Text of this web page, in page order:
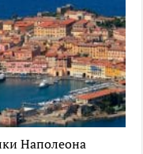
Наполеона